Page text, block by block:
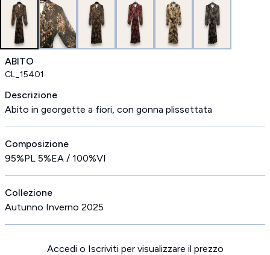
ABITO
CL_15401
Descrizione
Abito in georgette a fiori, con gonna plissettata
Composizione
95%PL 5%EA / 100%VI
Collezione
Autunno Inverno 2025
Accedi o Iscriviti per visualizzare il prezzo